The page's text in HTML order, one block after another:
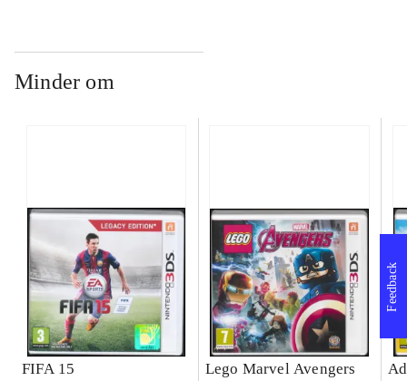
Minder om
FIFA 15 Lego Marvel Avengers
Feedback